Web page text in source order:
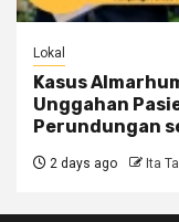
Lokal
Kasus
Unggahan
Perundungan
2 days ago Ita